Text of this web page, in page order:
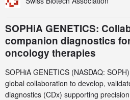
this alert carefully and share it within
SOPHiA GENETICS:
companion diagnostics
oncology therapies
SOPHiA GENETICS (NASDAQ:
global collaboration to develop,
diagnostics (CDx) supporting